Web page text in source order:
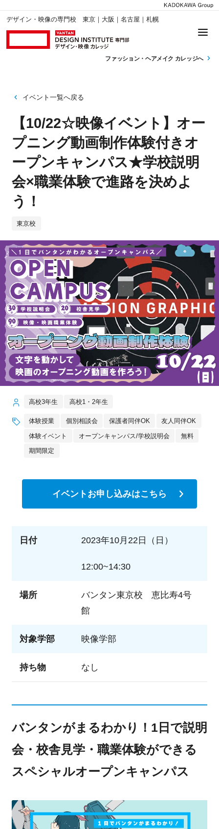
デザイン・映像の専門校 東京｜大阪｜名古屋｜札幌
ファッション・ ヘアメイク カレッジへ
イベント一覧へ戻る
【10/22☆映像イベント】オー
プニング動画制作体験付きオ
ープンキャンパス★学校説明
会×職業体験で進路を決めよ
う！
東京校
高校3年生 高校1・2年生
体験授業 個別相談会 保護者同伴OK 友人同伴OK
体験イベント オープンキャンパス/学校説明会 無料
期間限定
イベントお申し込みはこちら
日付 2023年10月22日（日）
12:00~14:30
場所
バンタン東京校 恵比寿4号
館
対象学部 映像学部
持ち物 なし
バンタンがまるわかり！1日で説明
会・校舎見学・職業体験ができる
スペシャルオープンキャンパス